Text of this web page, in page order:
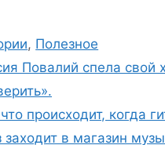
, Полезное
Повалий спела свой
происходит, когда
заходит в магазин